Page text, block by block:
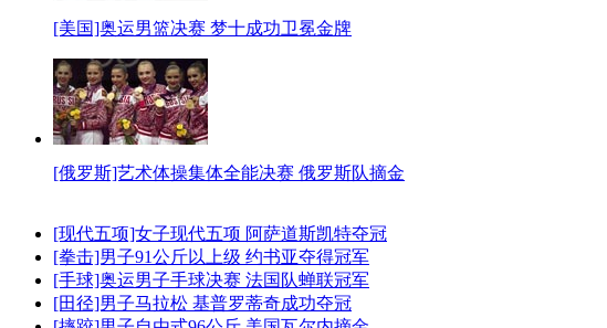
[美国]奥运男篮决赛 梦十成功卫冕金牌
[俄罗斯]艺术体操集体全能决赛 俄罗斯队摘金
[现代五项]女子现代五项 阿萨道斯凯特夺冠
[拳击]男子91公斤以上级 约书亚夺得冠军
[手球]奥运男子手球决赛 法国队蝉联冠军
[田径]男子马拉松 基普罗蒂奇成功夺冠